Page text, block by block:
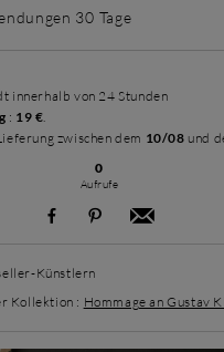
30 Tage
innerhalb von 24 Stunden
: 19 €.
zwischen dem 10/08 und
0
Aufrufe
Künstlern
Kollektion : Hommage an Gustav